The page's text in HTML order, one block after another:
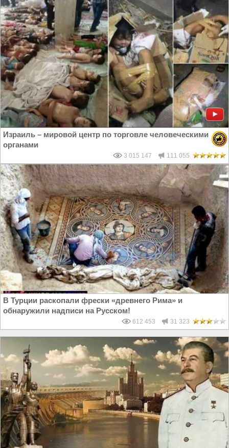
Израиль – мировой центр по торговле человеческими
органами
3 015 147 111 055
В Турции раскопали фрески «древнего Рима» и
обнаружили надписи на Русском!
612 453 31 323